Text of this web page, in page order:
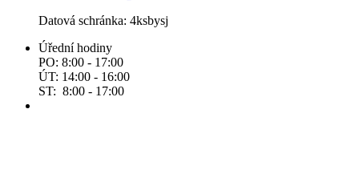
Datová schránka: 4ksbysj
Úřední hodiny
PO: 8:00 - 17:00
ÚT: 14:00 - 16:00
ST: 8:00 - 17:00